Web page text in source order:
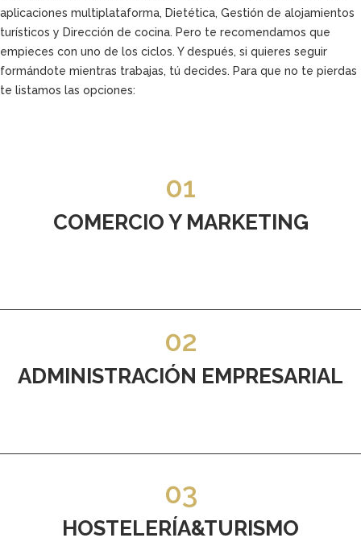
aplicaciones multiplataforma, Dietética, Gestión de alojamientos
turísticos y Dirección de cocina. Pero te recomendamos que
empieces con uno de los ciclos. Y después, si quieres seguir
formándote mientras trabajas, tú decides. Para que no te pierdas
te listamos las opciones:
01
COMERCIO Y MARKETING
02
ADMINISTRACIÓN EMPRESARIAL
03
HOSTELERÍA&TURISMO